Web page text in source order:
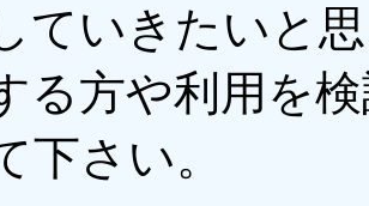
ていきたいと
る方や利用を
下さい。